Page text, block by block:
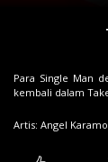
Para Single Man
kembali dalam
Artis: Angel